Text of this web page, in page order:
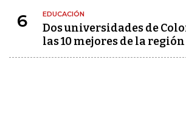
6 EDUCACIÓN
Dos universidades de
las 10 mejores de la región